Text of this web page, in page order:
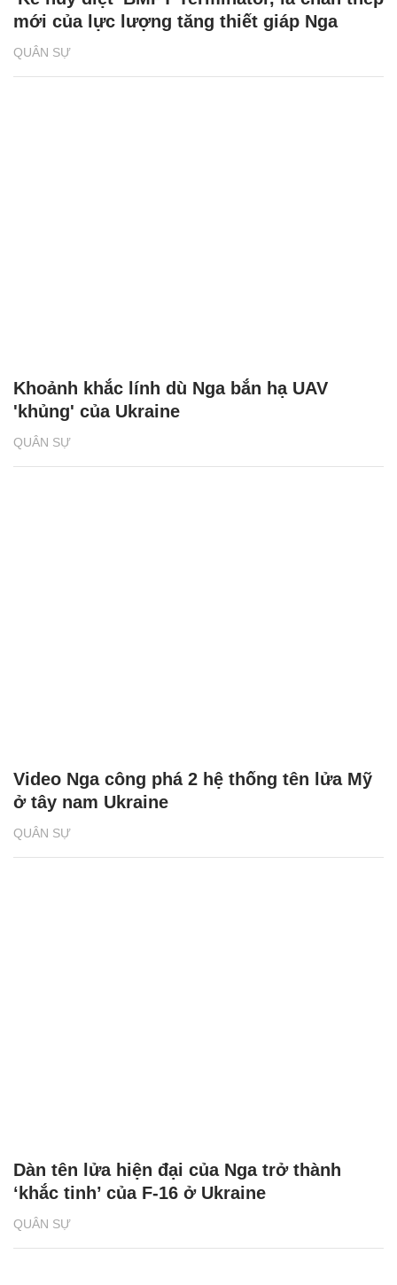
QUÂN SỰ
mới của lực lượng tăng thiết giáp Nga
QUÂN SỰ
Khoảnh khắc lính dù Nga bắn hạ UAV
'khủng' của Ukraine
QUÂN SỰ
Video Nga công phá 2 hệ thống tên lửa Mỹ
ở tây nam Ukraine
QUÂN SỰ
Dàn tên lửa hiện đại của Nga trở thành
‘khắc tinh’ của F-16 ở Ukraine